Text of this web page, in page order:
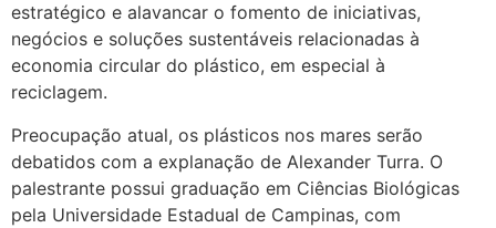
estratégico e alavancar o fomento de iniciativas,
negócios e soluções sustentáveis relacionadas à
economia circular do plástico, em especial à
reciclagem.
Preocupação atual, os plásticos nos mares serão
debatidos com a explanação de Alexander Turra. O
palestrante possui graduação em Ciências Biológicas
pela Universidade Estadual de Campinas, com